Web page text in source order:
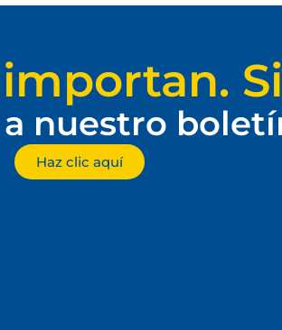
nuestro
Haz clic aquí